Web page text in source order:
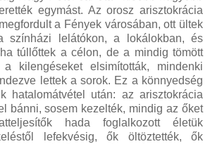
egymást. Az orosz arisztokrácia
a Fények városában, ott ültek
színházi lelátókon, a lokálokban, és
túllőttek a célon, de a mindig tömött
a kilengéseket elsimították, mindenki
lettek a sorok. Ez a könnyedség
hatalomátvétel után: az arisztokrácia
bánni, sosem kezelték, mindig az őket
hada foglalkozott életük
lefekvésig, ők öltöztették, ők